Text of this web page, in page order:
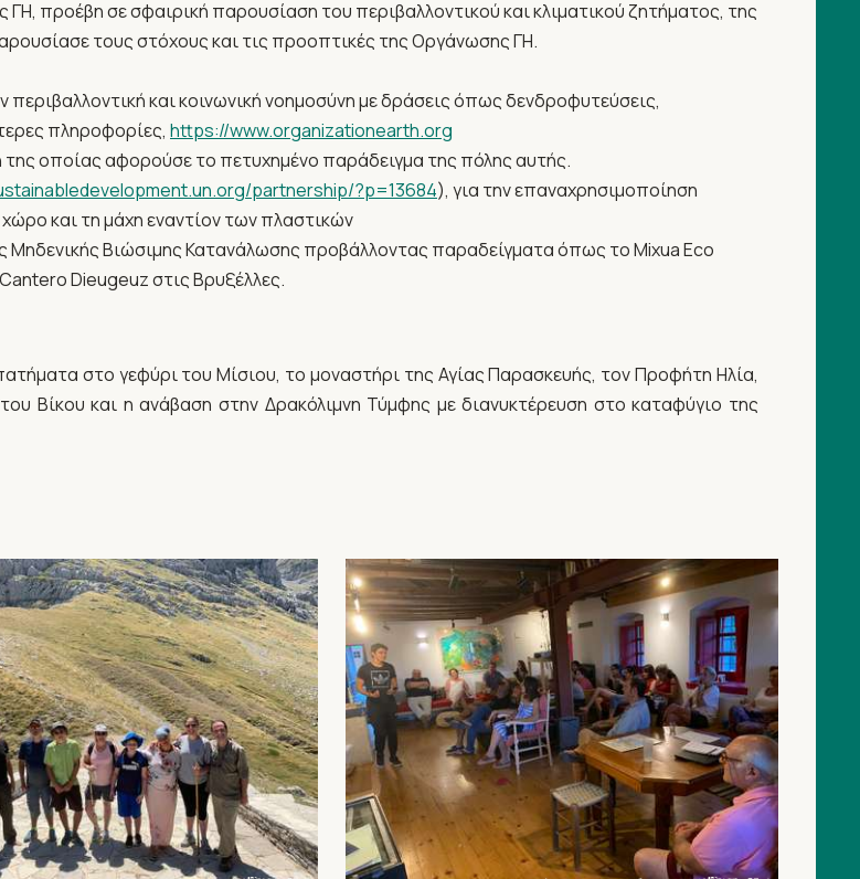
ΓΗ, προέβη σε σφαιρική παρουσίαση του περιβαλλοντικού και κλιματικού ζητήματος, της
τους στόχους και τις προοπτικές της Οργάνωσης ΓΗ.
περιβαλλοντική και κοινωνική νοημοσύνη με δράσεις όπως δενδροφυτεύσεις,
πληροφορίες, https://www.organizationearth.org
οποίας αφορούσε το πετυχημένο παράδειγμα της πόλης αυτής.
partnership/?p=13684), για την επαναχρησιμοποίηση
και τη μάχη εναντίον των πλαστικών
Μηδενικής Βιώσιμης Κατανάλωσης προβάλλοντας παραδείγματα όπως το Mixua Eco
Dieugeuz στις Βρυξέλλες.
στο γεφύρι του Μίσιου, το μοναστήρι της Αγίας Παρασκευής, τον Προφήτη Ηλία,
Βίκου και η ανάβαση στην Δρακόλιμνη Τύμφης με διανυκτέρευση στο καταφύγιο της